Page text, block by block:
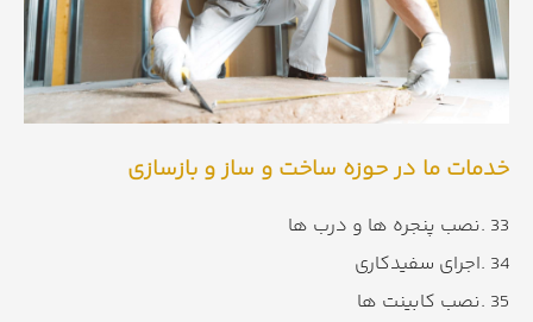
خدمات ما در حوزه ساخت و ساز و بازسازی
33 .نصب پنجره ها و درب ها
34 .اجرای سفیدکاری
35 .نصب کابینت ها